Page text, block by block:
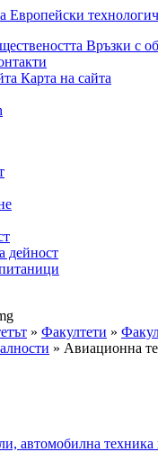
Връзки с
Карта на сайта
дейност
» Факултети »
» Авиационна
автомобилна техника